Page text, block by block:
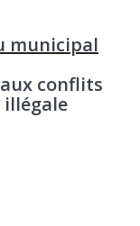
municipal
conflits
illégale